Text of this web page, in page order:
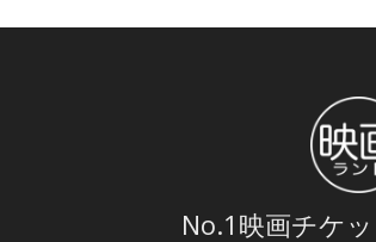
No.1映画チケ